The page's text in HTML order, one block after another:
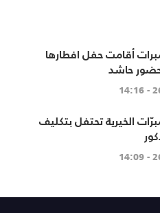
أقامت حفل افطارها
حاشد
الخيرية تحتفل بتكليف